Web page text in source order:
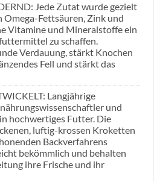
Jede Zutat wurde gezielt
Omega-Fettsäuren, Zink und
Vitamine und Mineralstoffe ein
zu schaffen.
Verdauung, stärkt Knochen
Fell und stärkt das
Langjährige
und
hochwertiges Futter. Die
luftig-krossen Kroketten
Backverfahrens
bekömmlich und behalten
ihre Frische und ihr